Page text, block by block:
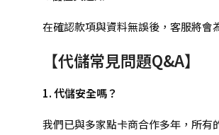
在確認款項與資料無誤後，客服將會
【代儲常見問題Q&A】
1. 代儲安全嗎？
我們已與多家點卡商合作多年，所有